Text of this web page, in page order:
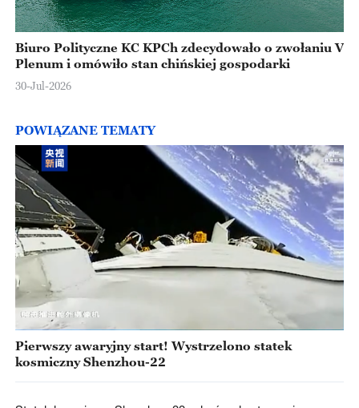
Biuro Polityczne KC KPCh zdecydowało o zwołaniu V
Plenum i omówiło stan chińskiej gospodarki
30-Jul-2026
POWIĄZANE TEMATY
Pierwszy awaryjny start! Wystrzelono statek
kosmiczny Shenzhou-22